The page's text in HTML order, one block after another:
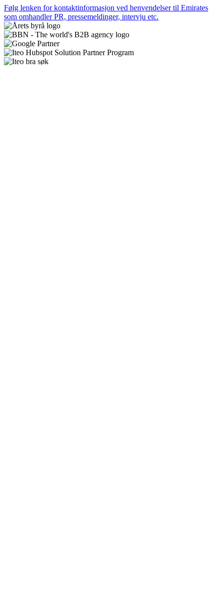
Følg lenken for kontaktinformasjon ved henvendelser til Emirates
som omhandler PR, pressemeldinger, intervju etc.